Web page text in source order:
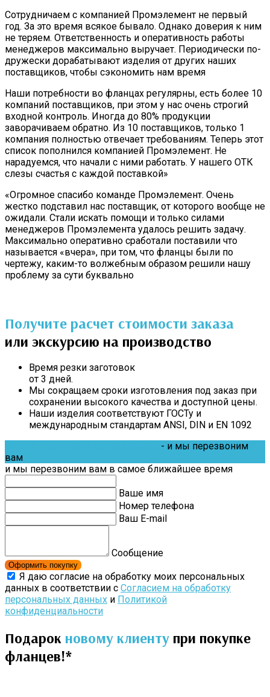
Сотрудничаем с компанией Промэлемент не первый
год. За это время всякое бывало. Однако доверия к ним
не теряем. Ответственность и оперативность работы
менеджеров максимально выручает. Периодически по-
дружески дорабатывают изделия от других наших
поставщиков, чтобы сэкономить нам время
Наши потребности во фланцах регулярны, есть более 10
компаний поставщиков, при этом у нас очень строгий
входной контроль. Иногда до 80% продукции
заворачиваем обратно. Из 10 поставщиков, только 1
компания полностью отвечает требованиям. Теперь этот
список пополнился компанией Промэлемент. Не
нарадуемся, что начали с ними работать. У нашего ОТК
слезы счастья с каждой поставкой»
«Огромное спасибо команде Промэлемент. Очень
жестко подставил нас поставщик, от которого вообще не
ожидали. Стали искать помощи и только силами
менеджеров Промэлемента удалось решить задачу.
Максимально оперативно сработали поставили что
называется «вчера», при том, что фланцы были по
чертежу, каким-то волжебным образом решили нашу
проблему за сути буквально
Получите расчет стоимости заказа
или экскурсию на производство
Время резки заготовок
от 3 дней.
Мы сокращаем сроки изготовления под заказ при
сохранении высокого качества и доступной цены.
Наши изделия соответствуют ГОСТу и
международным стандартам ANSI, DIN и EN 1092
- и мы перезвоним
вам
и мы перезвоним вам в самое ближайшее время
Ваше имя
Номер телефона
Ваш E-mail
Сообщение
Оформить покупку
Я даю согласие на обработку моих персональных
данных в соответствии с Согласием на обработку
персональных данных и Политикой
конфиденциальности
Подарок новому клиенту при покупке
фланцев!*